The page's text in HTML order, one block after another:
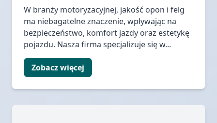
W branży motoryzacyjnej, jakość opon i felg
ma niebagatelne znaczenie, wpływając na
bezpieczeństwo, komfort jazdy oraz estetykę
pojazdu. Nasza firma specjalizuje się w...
Zobacz więcej